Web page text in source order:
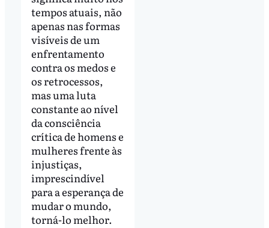
tempos atuais, não
apenas nas formas
visíveis de um
enfrentamento
contra os medos e
os retrocessos,
mas uma luta
constante ao nível
da consciência
crítica de homens e
mulheres frente às
injustiças,
imprescindível
para a esperança de
mudar o mundo,
torná-lo melhor.